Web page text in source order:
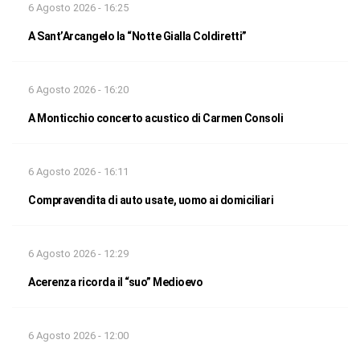
6 Agosto 2026 - 16:25
A Sant’Arcangelo la “Notte Gialla Coldiretti”
6 Agosto 2026 - 16:20
A Monticchio concerto acustico di Carmen Consoli
6 Agosto 2026 - 16:11
Compravendita di auto usate, uomo ai domiciliari
6 Agosto 2026 - 12:29
Acerenza ricorda il “suo” Medioevo
6 Agosto 2026 - 12:00